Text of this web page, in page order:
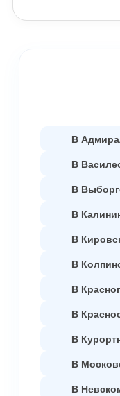
В
В
В
В
В
В
В
В
В
В
В